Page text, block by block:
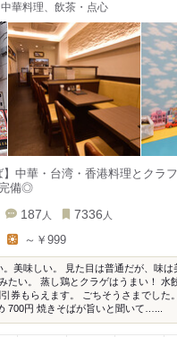
華料理、飲茶・点心
】中華・台湾・香港料理とクラ
備◎
187 人 7336 人
～￥999
。美味しい。 見た目は普通だが、味
たい。 蒸し鶏とクラゲはうまい！ 水
券もらえます。 ごちそうさまでした
700円 焼きそばが旨いと聞いて…...